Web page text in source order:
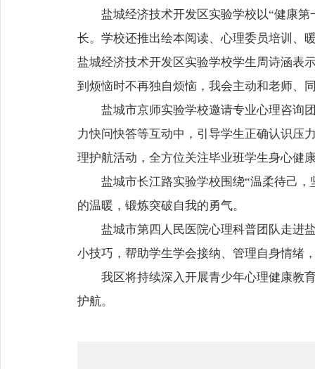
盐城经济技术开发区实验学校以“健康
长。学校还推出绘本阅读、心理委员培训、
盐城经济技术开发区实验学校学生周诗涵表
到烦恼时不再独自烦恼，我会主动和老师、
盐城市京师实验学校邀请专业心理咨询
力快问快答等互动中，引导学生正确认识压
理护航活动，全方位关注毕业班学生身心健
盐城市长江路实验学校围绕“温柔待己
的温暖，锻炼突破自我的勇气。
盐城市第四人民医院心理科普团队走进
小技巧，帮助学生学会接纳、管理自身情绪
我区将持续深入开展青少年心理健康教
护航。